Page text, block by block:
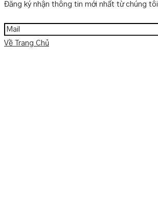
Đăng ký nhận thông tin mới nhất từ chúng tôi
Về Trang Chủ